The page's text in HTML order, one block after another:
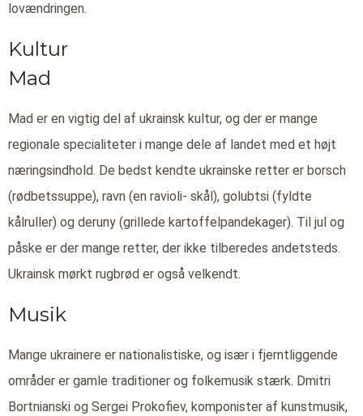
lovændringen.
Kultur
Mad
Mad er en vigtig del af ukrainsk kultur, og der er mange
regionale specialiteter i mange dele af landet med et højt
næringsindhold. De bedst kendte ukrainske retter er borsch
(rødbetssuppe), ravn (en ravioli- skål), golubtsi (fyldte
kålruller) og deruny (grillede kartoffelpandekager). Til jul og
påske er der mange retter, der ikke tilberedes andetsteds.
Ukrainsk mørkt rugbrød er også velkendt.
Musik
Mange ukrainere er nationalistiske, og især i fjerntliggende
områder er gamle traditioner og folkemusik stærk. Dmitri
Bortnianski og Sergei Prokofiev, komponister af kunstmusik,